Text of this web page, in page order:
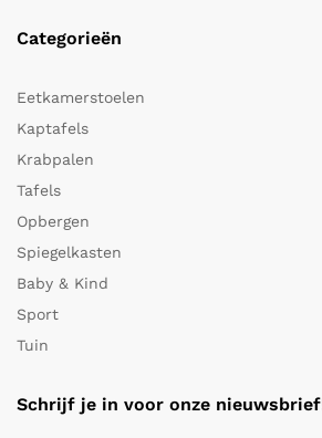
Categorieën
Eetkamerstoelen
Kaptafels
Krabpalen
Tafels
Opbergen
Spiegelkasten
Baby & Kind
Sport
Tuin
Schrijf je in voor onze